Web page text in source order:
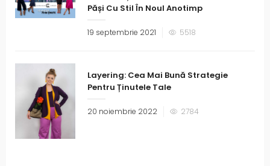
Păși Cu Stil În Noul Anotimp
19 septembrie 2021 5518
Layering: Cea Mai Bună Strategie
Pentru Ținutele Tale
20 noiembrie 2022 2784